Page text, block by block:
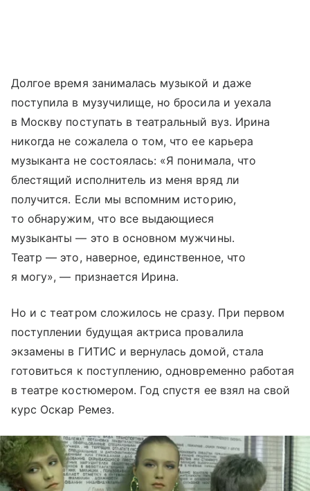
Долгое время занималась музыкой и даже
поступила в музучилище, но бросила и уехала
в Москву поступать в театральный вуз. Ирина
никогда не сожалела о том, что ее карьера
музыканта не состоялась: «Я понимала, что
блестящий исполнитель из меня вряд ли
получится. Если мы вспомним историю,
то обнаружим, что все выдающиеся
музыканты — это в основном мужчины.
Театр — это, наверное, единственное, что
я могу», — признается Ирина.
Но и с театром сложилось не сразу. При первом
поступлении будущая актриса провалила
экзамены в ГИТИС и вернулась домой, стала
готовиться к поступлению, одновременно работая
в театре костюмером. Год спустя ее взял на свой
курс Оскар Ремез.